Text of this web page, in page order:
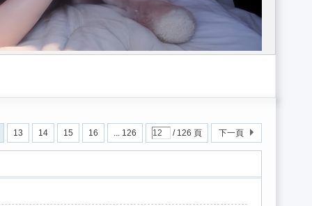
13 14 15 16 ... 126 / 126 頁 下一頁